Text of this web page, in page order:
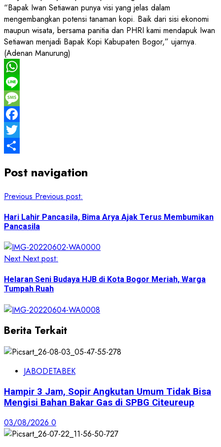
“Bapak Iwan Setiawan punya visi yang jelas dalam
mengembangkan potensi tanaman kopi. Baik dari sisi ekonomi
maupun wisata, bersama panitia dan PHRI kami mendapuk Iwan
Setiawan menjadi Bapak Kopi Kabupaten Bogor,” ujarnya.
(Adenan Manurung)
WhatsApp
Line
Message
Facebook
Twitter
Post navigation
Previous Previous post:
Hari Lahir Pancasila, Bima Arya Ajak Terus Membumikan
Pancasila
Next Next post:
Helaran Seni Budaya HJB di Kota Bogor Meriah, Warga
Tumpah Ruah
Berita Terkait
JABODETABEK
Hampir 3 Jam, Sopir Angkutan Umum Tidak Bisa
Mengisi Bahan Bakar Gas di SPBG Citeureup
03/08/2026 0